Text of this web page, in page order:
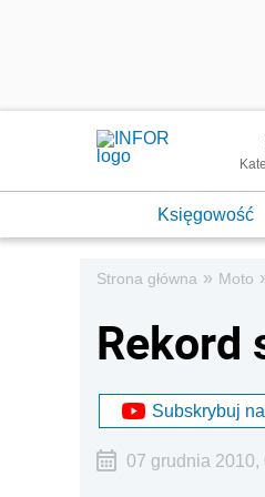
Księgowość
Strona główna » Moto
Rekord
Subskrybuj
07 grudnia 2010,